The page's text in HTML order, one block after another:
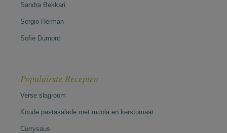
Sandra Bekkari
Sergio Herman
Sofie Dumont
Populairste Recepten
Verse slagroom
Koude pastasalade met rucola en kerstomaat
Currysaus